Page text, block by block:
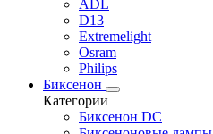
ADL
D13
Extremelight
Osram
Philips
Биксенон
Категории
Биксенон DC